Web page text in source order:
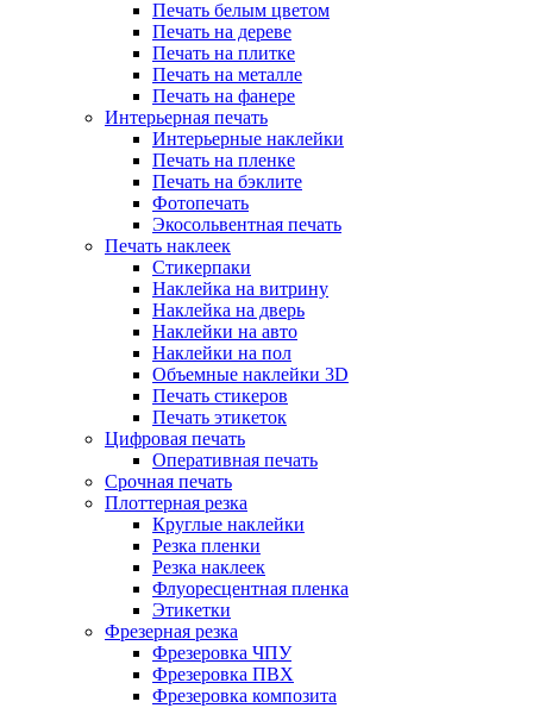
Печать белым цветом
Печать на дереве
Печать на плитке
Печать на металле
Печать на фанере
Интерьерная печать
Интерьерные наклейки
Печать на пленке
Печать на бэклите
Фотопечать
Экосольвентная печать
Печать наклеек
Стикерпаки
Наклейка на витрину
Наклейка на дверь
Наклейки на авто
Наклейки на пол
Объемные наклейки 3D
Печать стикеров
Печать этикеток
Цифровая печать
Оперативная печать
Срочная печать
Плоттерная резка
Круглые наклейки
Резка пленки
Резка наклеек
Флуоресцентная пленка
Этикетки
Фрезерная резка
Фрезеровка ЧПУ
Фрезеровка ПВХ
Фрезеровка композита